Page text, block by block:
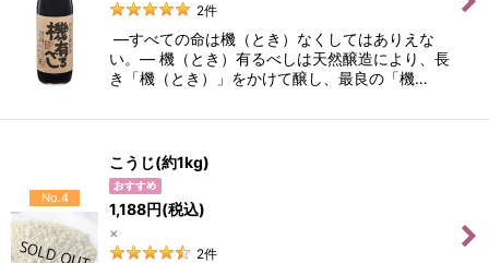
2件
―すべての命は機（とき）なくしてはありえな
い。― 機（とき）有るべしは天然醸造により、長
き「機（とき）」をかけて醸し、最良の「機…
No.4
こうじ(約1kg)
1,188円(税込)
×
2件